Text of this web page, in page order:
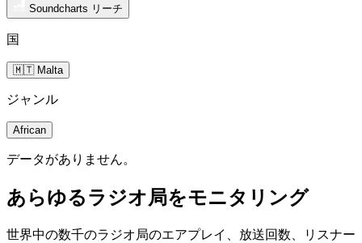
Soundcharts リーチ
国
🇲🇹 Malta
ジャンル
African
データがありません。
あらゆるラジオ局をモニタリング
世界中の数千のラジオ局のエアプレイ、放送回数、リスナー